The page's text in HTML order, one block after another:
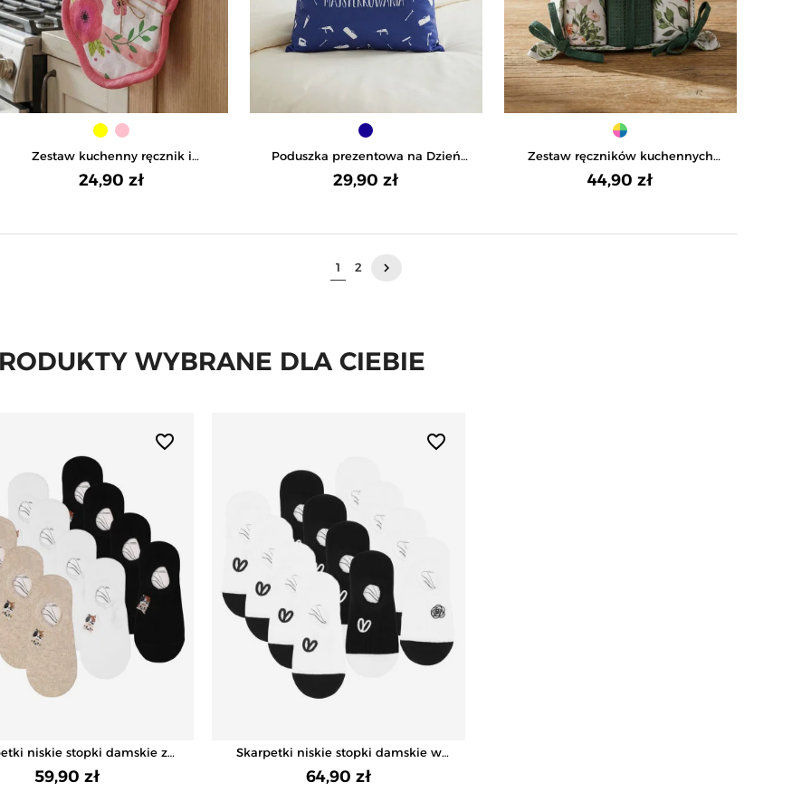
Zestaw kuchenny ręcznik i
rękawica - RÓŻOWY
24,90 zł
Poduszka prezentowa na Dzień
Dziadka - GRANATOWY
29,90 zł
Zestaw ręczników kuchennych
bawełnianych w ozdobnym
koszyku 3-pak - WIELOKOLOROWY
44,90 zł
1 2 keyboard_arrow_right
WYBRANE DLA CIEBIE
favorite_border
niskie stopki damskie z
haftem w kotki
59,90 zł
favorite_border
Skarpetki niskie stopki damskie w
prążek z haftem 12-pak
64,90 zł